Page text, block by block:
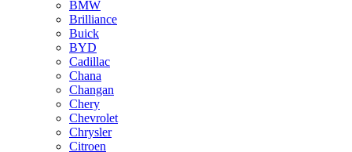
BMW
Brilliance
Buick
BYD
Cadillac
Chana
Changan
Chery
Chevrolet
Chrysler
Citroen